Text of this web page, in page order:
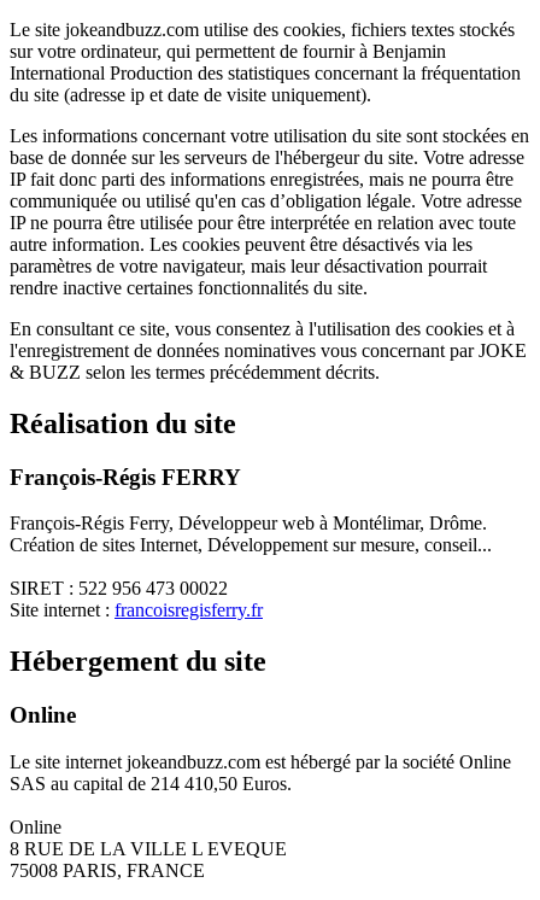
Le site jokeandbuzz.com utilise des cookies, fichiers textes stockés
sur votre ordinateur, qui permettent de fournir à Benjamin
International Production des statistiques concernant la fréquentation
du site (adresse ip et date de visite uniquement).
Les informations concernant votre utilisation du site sont stockées en
base de donnée sur les serveurs de l'hébergeur du site. Votre adresse
IP fait donc parti des informations enregistrées, mais ne pourra être
communiquée ou utilisé qu'en cas d’obligation légale. Votre adresse
IP ne pourra être utilisée pour être interprétée en relation avec toute
autre information. Les cookies peuvent être désactivés via les
paramètres de votre navigateur, mais leur désactivation pourrait
rendre inactive certaines fonctionnalités du site.
En consultant ce site, vous consentez à l'utilisation des cookies et à
l'enregistrement de données nominatives vous concernant par JOKE
& BUZZ selon les termes précédemment décrits.
Réalisation du site
François-Régis FERRY
François-Régis Ferry, Développeur web à Montélimar, Drôme.
Création de sites Internet, Développement sur mesure, conseil...
SIRET : 522 956 473 00022
Site internet : francoisregisferry.fr
Hébergement du site
Online
Le site internet jokeandbuzz.com est hébergé par la société Online
SAS au capital de 214 410,50 Euros.
Online
8 RUE DE LA VILLE L EVEQUE
75008 PARIS, FRANCE